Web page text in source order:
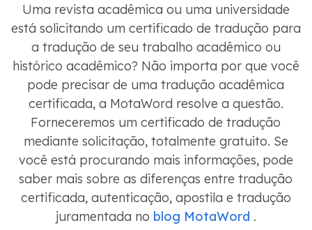
Uma revista acadêmica ou uma universidade
está solicitando um certificado de tradução para
a tradução de seu trabalho acadêmico ou
histórico acadêmico? Não importa por que você
pode precisar de uma tradução acadêmica
certificada, a MotaWord resolve a questão.
Forneceremos um certificado de tradução
mediante solicitação, totalmente gratuito. Se
você está procurando mais informações, pode
saber mais sobre as diferenças entre tradução
certificada, autenticação, apostila e tradução
juramentada no blog MotaWord .